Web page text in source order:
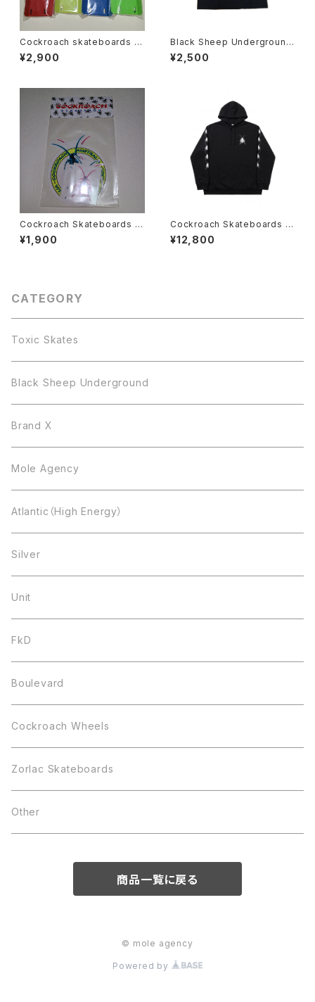
Cockroach skateboards R
oach Pods ライザー パッド
¥2,900
Black Sheep Underground
Mcrad Chuck Treece Tシャ
ツ
¥2,500
Cockroach Skateboards ス
¥1,900
Cockroach Skateboards R
oach パーカー
¥12,800
CATEGORY
Toxic Skates
Black Sheep Underground
Brand X
Mole Agency
Atlantic（High Energy）
Silver
Unit
FkD
Boulevard
Cockroach Wheels
Zorlac Skateboards
Other
商品一覧に戻る
© mole agency
Powered by